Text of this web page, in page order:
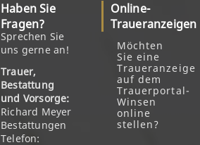
Haben Sie
Fragen?
Sprechen Sie
uns gerne an!
Trauer,
Bestattung
und Vorsorge:
Richard Meyer
Bestattungen
Telefon:
Online-
Traueranzeigen
Möchten
Sie eine
Traueranzeige
auf dem
Trauerportal-
Winsen
online
stellen?